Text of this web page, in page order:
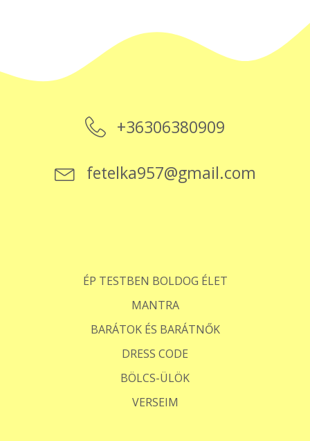
+36306380909
fetelka957@gmail.com
ÉP TESTBEN BOLDOG ÉLET
MANTRA
BARÁTOK ÉS BARÁTNŐK
DRESS CODE
BÖLCS-ÜLÖK
VERSEIM